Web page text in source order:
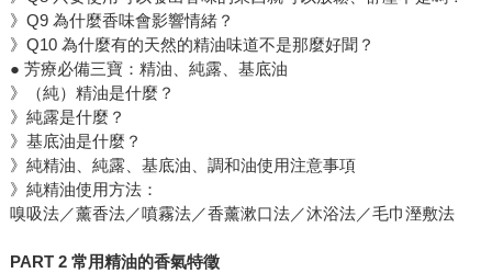
》Q9 為什麼香味會影響情緒？
》Q10 為什麼有的天然的精油味道不是那麼好聞？
● 芳療必備三寶：精油、純露、基底油
》（純）精油是什麼？
》純露是什麼？
》基底油是什麼？
》純精油、純露、基底油、調和油使用注意事項
》純精油使用方法：
嗅吸法／薰香法／噴霧法／香薰漱口法／沐浴法／毛巾溼敷法
PART 2 常用精油的香氣特徵